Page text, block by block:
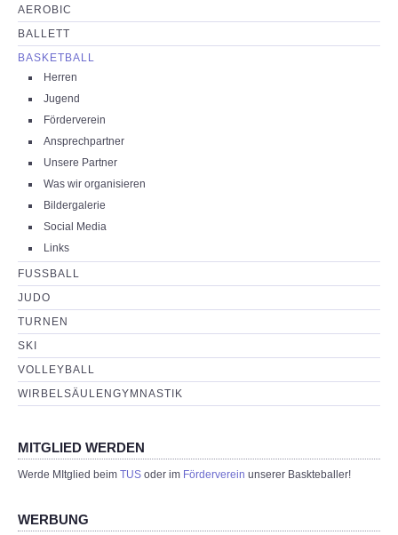
VEREIN
SPORTARTEN
KONTAKT
AEROBIC
BALLETT
BASKETBALL
Herren
Jugend
Förderverein
Ansprechpartner
Unsere Partner
Was wir organisieren
Bildergalerie
Social Media
Links
FUSSBALL
JUDO
TURNEN
SKI
VOLLEYBALL
WIRBELSÄULENGYMNASTIK
MITGLIED WERDEN
Werde MItglied beim TUS oder im Förderverein unserer Baskteballer!
WERBUNG